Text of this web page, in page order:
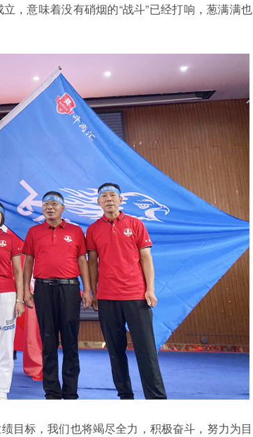
，意味着没有硝烟的“战斗”已经打响，葱满满也
目标，我们也将竭尽全力，积极奋斗，努力为目